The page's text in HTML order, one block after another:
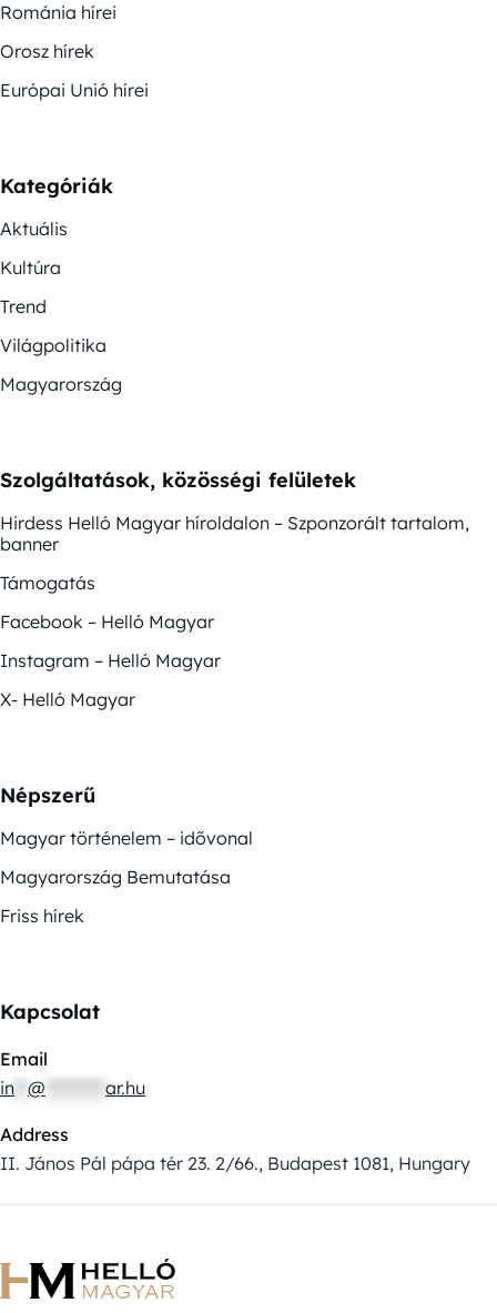
Románia hírei
Orosz hírek
Európai Unió hírei
Kategóriák
Aktuális
Kultúra
Trend
Világpolitika
Magyarország
Szolgáltatások, közösségi felületek
Hirdess Helló Magyar híroldalon – Szponzorált tartalom,
banner
Támogatás
Facebook – Helló Magyar
Instagram – Helló Magyar
X- Helló Magyar
Népszerű
Magyar történelem – idővonal
Magyarország Bemutatása
Friss hírek
Kapcsolat
Email
in @ ar.hu
Address
II. János Pál pápa tér 23. 2/66., Budapest 1081, Hungary